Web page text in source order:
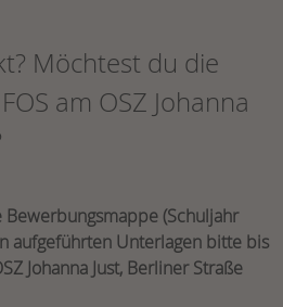
Möchtest du die
am OSZ Johanna
(Schuljahr
aufgeführten Unterlagen bitte bis
Johanna Just, Berliner Straße